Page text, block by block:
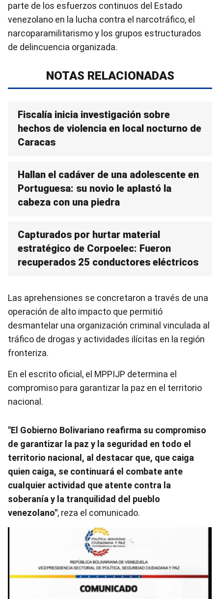
parte de los esfuerzos continuos del Estado
venezolano en la lucha contra el narcotráfico, el
narcoparamilitarismo y los grupos estructurados
de delincuencia organizada.
NOTAS RELACIONADAS
Fiscalía inicia investigación sobre
hechos de violencia en local nocturno de
Caracas
Hallan el cadáver de una adolescente en
Portuguesa: su novio le aplastó la
cabeza con una piedra
Capturados por hurtar material
estratégico de Corpoelec: Fueron
recuperados 25 conductores eléctricos
Las aprehensiones se concretaron a través de una
operación de alto impacto que permitió
desmantelar una organización criminal vinculada al
tráfico de drogas y actividades ilícitas en la región
fronteriza.
En el escrito oficial, el MPPIJP determina el
compromiso para garantizar la paz en el territorio
nacional.
"El Gobierno Bolivariano reafirma su compromiso
de garantizar la paz y la seguridad en todo el
territorio nacional, al destacar que, que caiga
quien caiga, se continuará el combate ante
cualquier actividad que atente contra la
soberanía y la tranquilidad del pueblo
venezolano", reza el comunicado.